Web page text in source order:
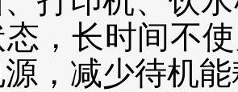
，长时间不
，减少待机